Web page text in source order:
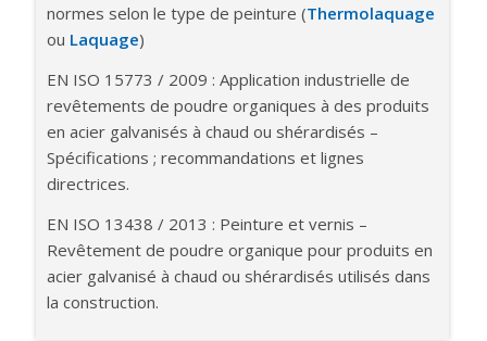
normes selon le type de peinture (Thermolaquage
ou Laquage)
EN ISO 15773 / 2009 : Application industrielle de
revêtements de poudre organiques à des produits
en acier galvanisés à chaud ou shérardisés –
Spécifications ; recommandations et lignes
directrices.
EN ISO 13438 / 2013 : Peinture et vernis –
Revêtement de poudre organique pour produits en
acier galvanisé à chaud ou shérardisés utilisés dans
la construction.